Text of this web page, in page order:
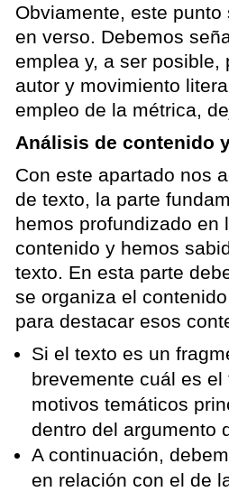
Obviamente, este
en verso. Debemos
emplea y, a ser
autor y movimiento
empleo de la métrica,
Análisis de contenido
Con este apartado nos
de texto, la parte
hemos profundizado en
contenido y hemos
texto. En esta parte
se organiza el
para destacar esos
Si el texto es un
brevemente cuál es
motivos temáticos
dentro del argumento
A continuación,
en relación con el de